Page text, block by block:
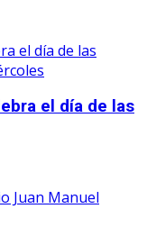
el día de las